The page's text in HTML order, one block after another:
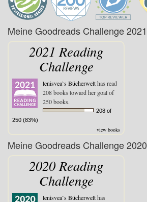
Meine Goodreads Challenge 2021
2021 Reading
Challenge
lenisvea`s Bücherwelthas read
208 books toward her goal of
250 books.
208 of
250 (83%)
view books
Meine Goodreads Challenge 2020
2020 Reading
Challenge
lenisvea`s Bücherwelthas